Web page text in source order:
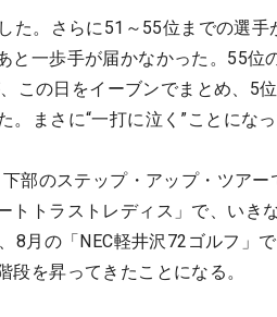
た。さらに51～55位までの選手
と一歩手が届かなかった。55位
この日をイーブンでまとめ、5
まさに“一打に泣く”ことになっ
部のステップ・アップ・ツアー
トトラストレディス」で、いき
8月の「NEC軽井沢72ゴルフ」
を昇ってきたことになる。